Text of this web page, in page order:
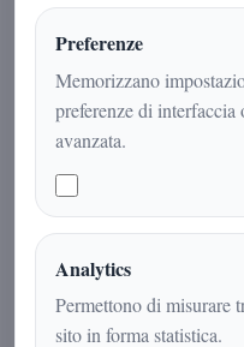
Un
e all'impegno
Cilento a Roma,
servizio della
Preferenze
Memorizzano
preferenze di
avanzata.
Analytics
Permettono di misurare
sito in forma statistica.